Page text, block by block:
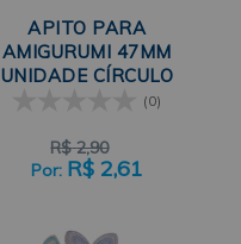
APITO PARA
AMIGURUMI 47MM
UNIDADE CÍRCULO
(0)
R$ 2,90
R$ 2,61